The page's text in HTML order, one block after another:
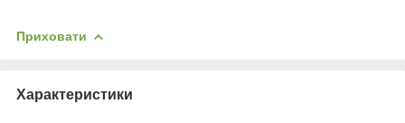
Приховати
Характеристики